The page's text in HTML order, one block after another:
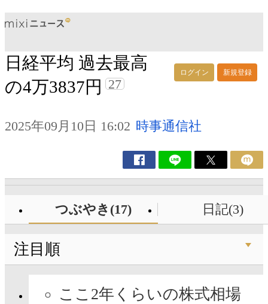
ログイン 新規登録
日経平均 過去最高
の4万3837円
27
2025年09月10日 16:02 時事通信社
つぶやき(17) 日記(3)
注目順
ここ2年くらいの株式相場